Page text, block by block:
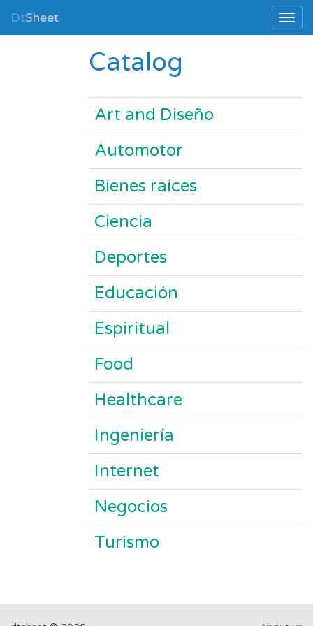
DtSheet
Catalog
Art and Diseño
Automotor
Bienes raíces
Ciencia
Deportes
Educación
Espiritual
Food
Healthcare
Ingeniería
Internet
Negocios
Turismo